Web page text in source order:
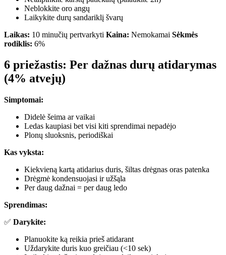
Neblokkite oro angų
Laikykite durų sandariklį švarų
Laikas: 10 minučių pertvarkyti Kaina: Nemokamai Sėkmės
rodiklis: 6%
6 priežastis: Per dažnas durų atidarymas
(4% atvejų)
Simptomai:
Didelė šeima ar vaikai
Ledas kaupiasi bet visi kiti sprendimai nepadėjo
Plonų sluoksnis, periodiškai
Kas vyksta:
Kiekvieną kartą atidarius duris, šiltas drėgnas oras patenka
Drėgmė kondensuojasi ir užšąla
Per daug dažnai = per daug ledo
Sprendimas:
✅ Darykite:
Planuokite ką reikia prieš atidarant
Uždarykite duris kuo greičiau (<10 sek)